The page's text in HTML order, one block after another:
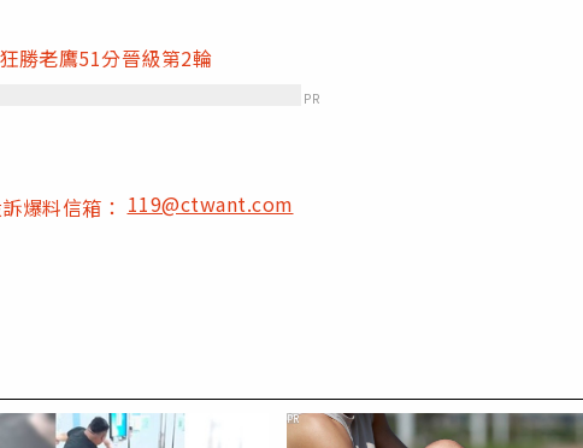
勝老鷹51分晉級第2輪
PR
訴爆料信箱：119@ctwant.com
PR